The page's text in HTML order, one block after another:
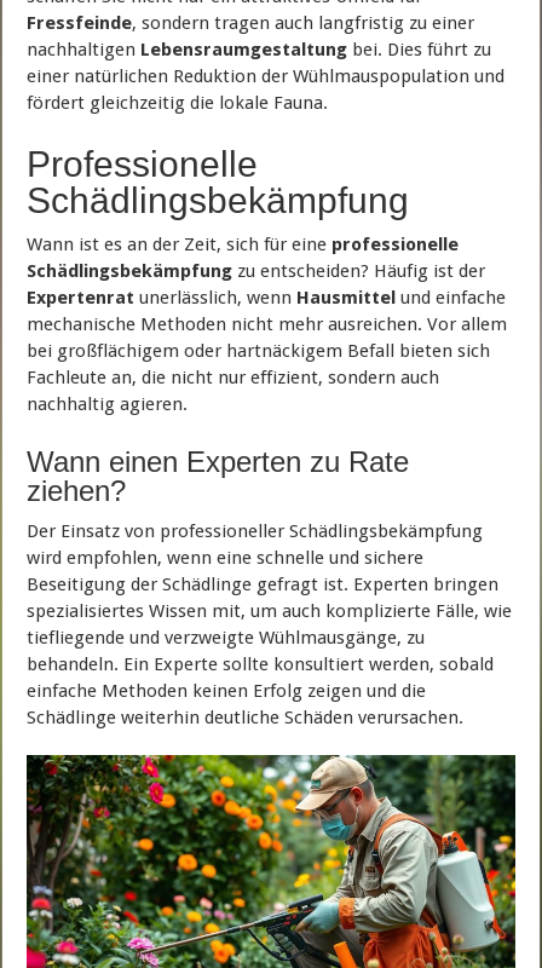
Fressfeinde, sondern tragen auch langfristig zu einer
nachhaltigen Lebensraumgestaltung bei. Dies führt zu
einer natürlichen Reduktion der Wühlmauspopulation und
fördert gleichzeitig die lokale Fauna.
Professionelle
Schädlingsbekämpfung
Wann ist es an der Zeit, sich für eine professionelle
Schädlingsbekämpfung zu entscheiden? Häufig ist der
Expertenrat unerlässlich, wenn Hausmittel und einfache
mechanische Methoden nicht mehr ausreichen. Vor allem
bei großflächigem oder hartnäckigem Befall bieten sich
Fachleute an, die nicht nur effizient, sondern auch
nachhaltig agieren.
Wann einen Experten zu Rate
ziehen?
Der Einsatz von professioneller Schädlingsbekämpfung
wird empfohlen, wenn eine schnelle und sichere
Beseitigung der Schädlinge gefragt ist. Experten bringen
spezialisiertes Wissen mit, um auch komplizierte Fälle, wie
tiefliegende und verzweigte Wühlmausgänge, zu
behandeln. Ein Experte sollte konsultiert werden, sobald
einfache Methoden keinen Erfolg zeigen und die
Schädlinge weiterhin deutliche Schäden verursachen.